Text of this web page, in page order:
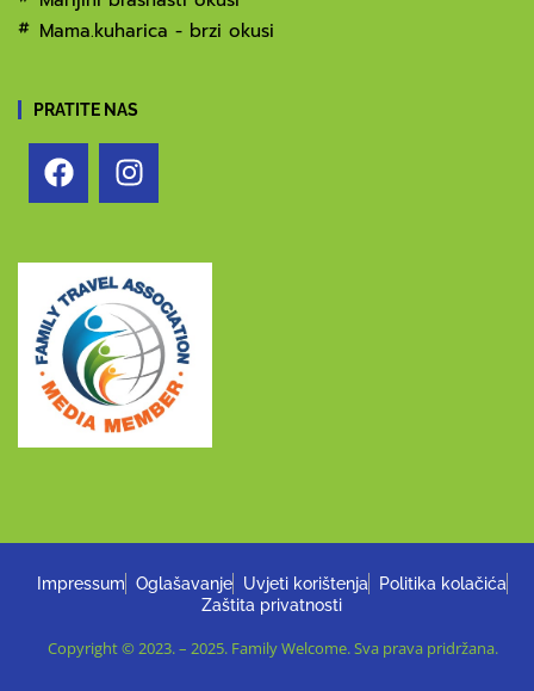
Mama.kuharica - brzi okusi
PRATITE NAS
Impressum Oglašavanje Uvjeti korištenja
Politika kolačića
Zaštita privatnosti
Copyright © 2023. – 2025. Family Welcome. Sva prava pridržana.